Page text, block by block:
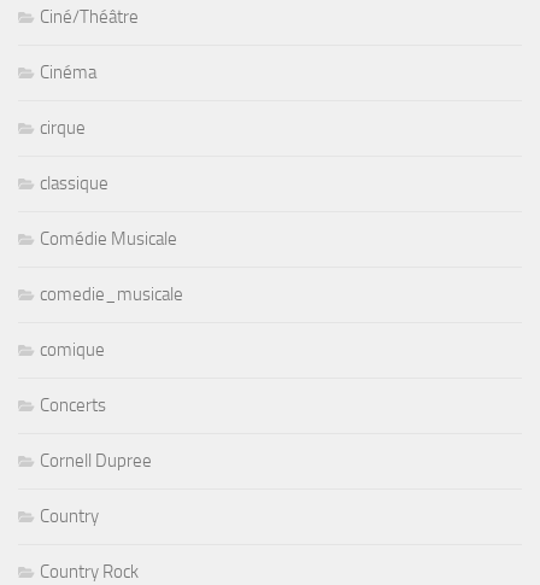
Ciné/Théâtre
Cinéma
cirque
classique
Comédie Musicale
comedie_musicale
comique
Concerts
Cornell Dupree
Country
Country Rock